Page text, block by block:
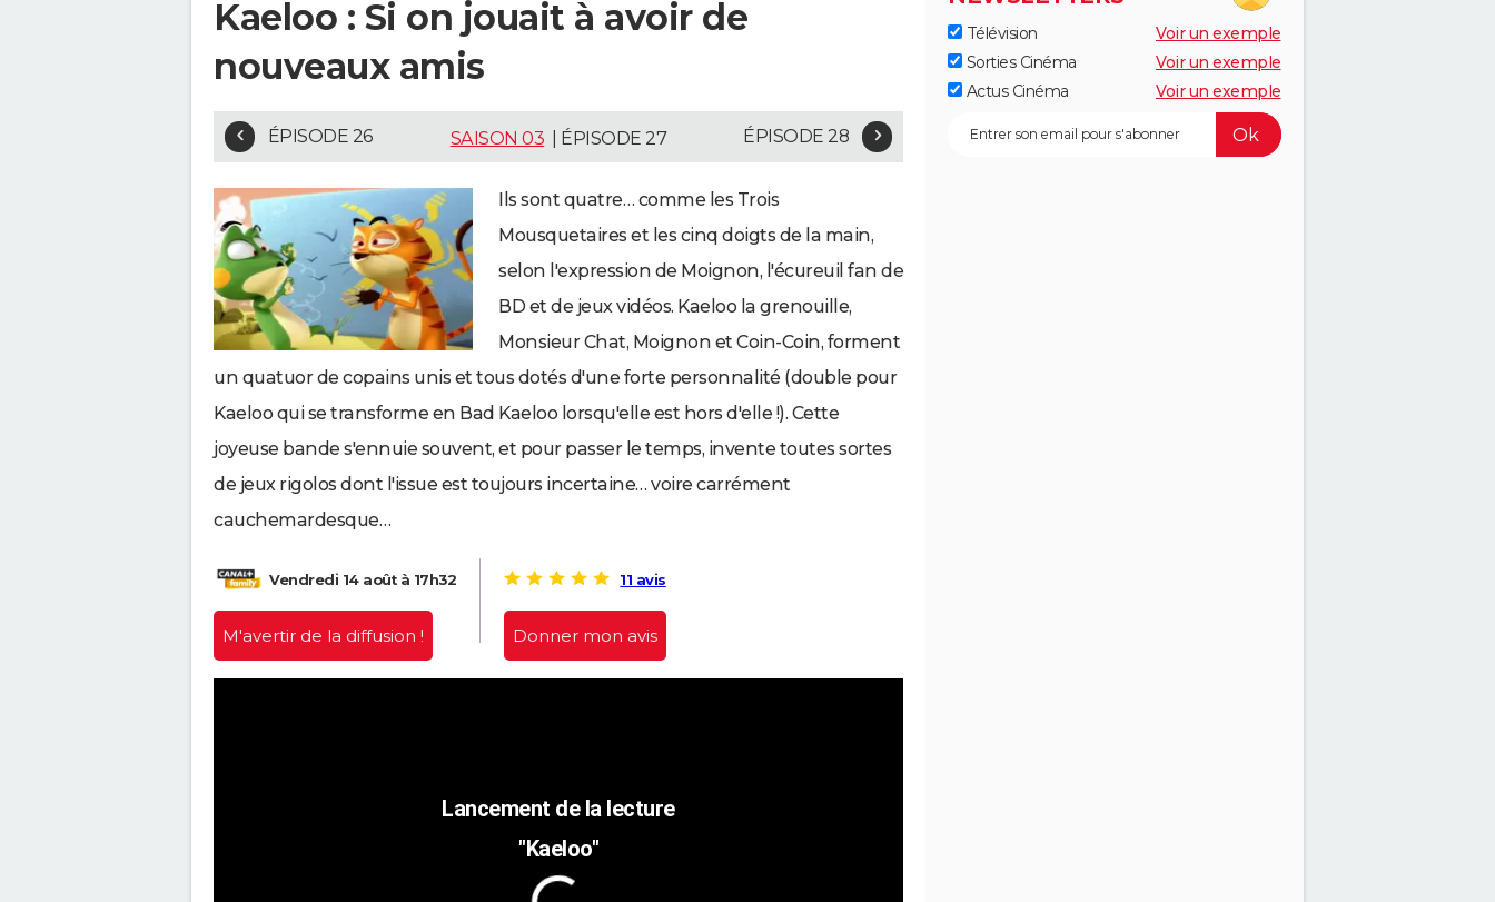
Kaeloo : Si on jouait à avoir de
nouveaux amis
ÉPISODE 26 SAISON 03 | ÉPISODE 27 ÉPISODE 28
Ils sont quatre… comme les Trois
Mousquetaires et les cinq doigts de la main,
selon l'expression de Moignon, l'écureuil fan de
BD et de jeux vidéos. Kaeloo la grenouille,
Monsieur Chat, Moignon et Coin-Coin, forment
un quatuor de copains unis et tous dotés d'une forte personnalité (double pour
Kaeloo qui se transforme en Bad Kaeloo lorsqu'elle est hors d'elle !). Cette
joyeuse bande s'ennuie souvent, et pour passer le temps, invente toutes sortes
de jeux rigolos dont l'issue est toujours incertaine… voire carrément
cauchemardesque…
Vendredi 14 août à 17h32
M'avertir de la diffusion !
11 avis
Donner mon avis
"Kaeloo"
Télévision
Voir un exemple
Sorties Cinéma
Voir un exemple
Actus Cinéma
Voir un exemple